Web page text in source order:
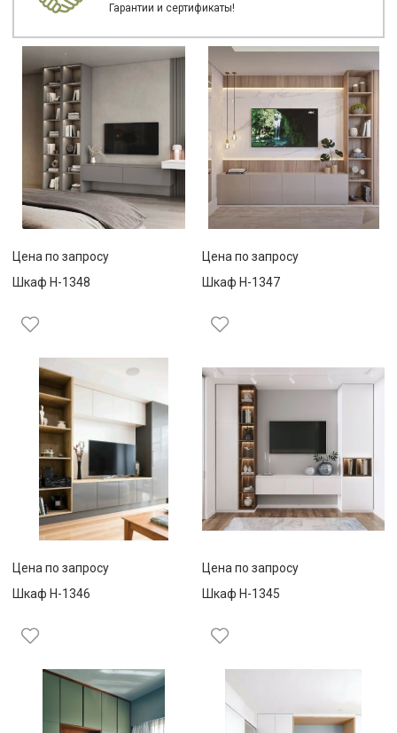
Гарантии и сертификаты!
Цена по запросу
Шкаф Н-1348
Цена по запросу
Шкаф Н-1347
Цена по запросу
Шкаф Н-1346
Цена по запросу
Шкаф Н-1345